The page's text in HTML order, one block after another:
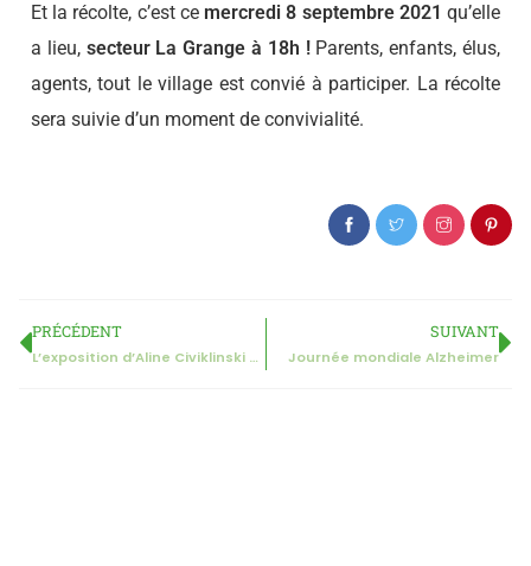
Et la récolte, c’est ce mercredi 8 septembre 2021 qu’elle
a lieu, secteur La Grange à 18h !Parents, enfants, élus,
agents, tout le village est convié à participer. La récolte
sera suivie d’un moment de convivialité.
PRÉCÉDENT
L’exposition d’Aline Civiklinski et Anna Marque
SUIVANT
Journée mondiale Alzheimer